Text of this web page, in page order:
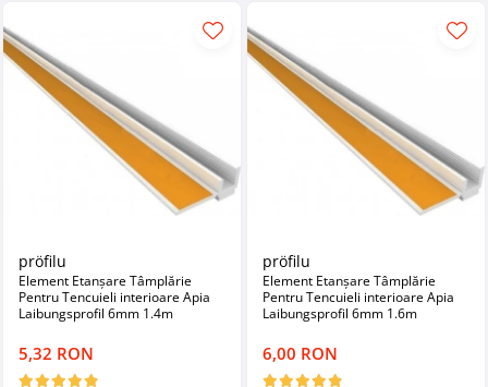
pröfilu
Element Etanșare Tâmplărie
Pentru Tencuieli interioare Apia
Laibungsprofil 6mm 1.4m
5,32 RON
pröfilu
Element Etanșare Tâmplărie
Pentru Tencuieli interioare Apia
Laibungsprofil 6mm 1.6m
6,00 RON